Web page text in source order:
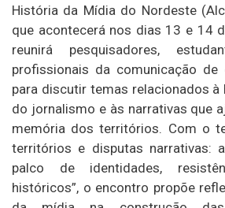
História da Mídia do Nordeste
que acontecerá nos dias 13 e 14
reunirá pesquisadores,
profissionais da comunicação de
para discutir temas relacionados
do jornalismo e às narrativas que
memória dos territórios. Com o
territórios e disputas narrativas:
palco de identidades,
históricos”, o encontro propõe